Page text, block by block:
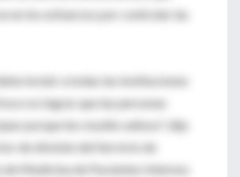
en los esfuerzos por controlar las
incluir a todas las instituciones
es lograr que las personas
porque les resulte valioso", dijo
de división del Servicio de
de Medicina de Pacientes Internos